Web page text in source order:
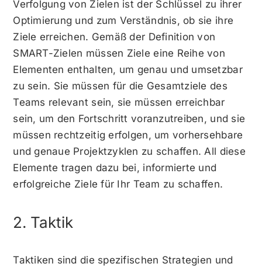
Verfolgung von Zielen ist der Schlüssel zu ihrer
Optimierung und zum Verständnis, ob sie ihre
Ziele erreichen. Gemäß der Definition von
SMART-Zielen müssen Ziele eine Reihe von
Elementen enthalten, um genau und umsetzbar
zu sein. Sie müssen für die Gesamtziele des
Teams relevant sein, sie müssen erreichbar
sein, um den Fortschritt voranzutreiben, und sie
müssen rechtzeitig erfolgen, um vorhersehbare
und genaue Projektzyklen zu schaffen. All diese
Elemente tragen dazu bei, informierte und
erfolgreiche Ziele für Ihr Team zu schaffen.
2. Taktik
Taktiken sind die spezifischen Strategien und